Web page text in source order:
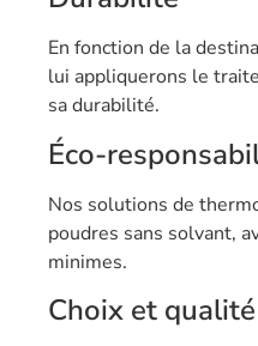
En fonction de la
lui appliquerons le
sa durabilité.
Éco-
Nos solutions de
poudres sans solvant,
minimes.
Choix et